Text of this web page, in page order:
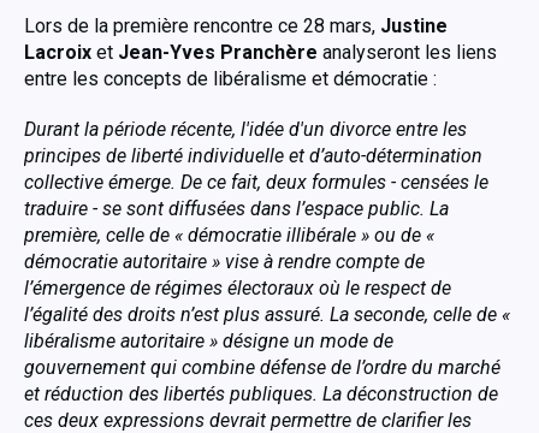
Lors de la première rencontre ce 28 mars, Justine
Lacroix et Jean-Yves Pranchère analyseront les liens
entre les concepts de libéralisme et démocratie :
Durant la période récente, l'idée d'un divorce entre les
principes de liberté individuelle et d’auto-détermination
collective émerge. De ce fait, deux formules - censées le
traduire - se sont diffusées dans l’espace public. La
première, celle de « démocratie illibérale » ou de «
démocratie autoritaire » vise à rendre compte de
l’émergence de régimes électoraux où le respect de
l’égalité des droits n’est plus assuré. La seconde, celle de «
libéralisme autoritaire » désigne un mode de
gouvernement qui combine défense de l’ordre du marché
et réduction des libertés publiques. La déconstruction de
ces deux expressions devrait permettre de clarifier les